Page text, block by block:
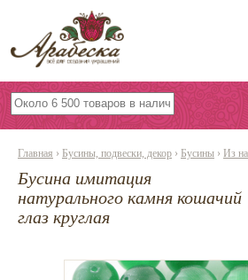
Бусины, подвески, декор
Бисер
Фурнитура
Проволока
Инструменты и
Главная › Бусины, подвески, декор › Бусины › Из
Бусина имитация
натурального камня кошачий
глаз круглая